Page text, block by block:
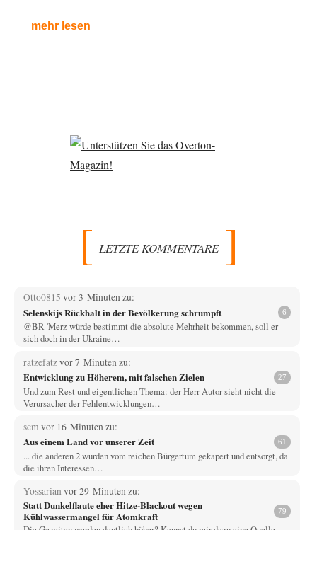
mehr lesen
LETZTE KOMMENTARE
Otto0815 vor 3 Minuten zu:
Selenskijs Rückhalt in der Bevölkerung schrumpft 6
@BR 'Merz würde bestimmt die absolute Mehrheit bekommen, soll er
sich doch in der Ukraine…
ratzefatzvor 7 Minuten zu:
Entwicklung zu Höherem, mit falschen Zielen 27
Und zum Rest und eigentlichen Thema: der Herr Autor sieht nicht die
Verursacher der Fehlentwicklungen…
scm vor 16 Minuten zu:
Aus einem Land vor unserer Zeit 61
... die anderen 2 wurden vom reichen Bürgertum gekapert und entsorgt, da
die ihren Interessen…
Yossarian vor 29 Minuten zu:
Statt Dunkelflaute eher Hitze-Blackout wegen
Kühlwassermangel für Atomkraft
79
Die Gezeiten werden deutlich höher? Kannst du mir dazu eine Quelle